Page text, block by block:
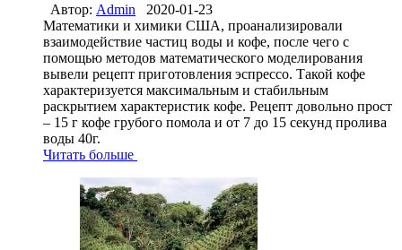
Автор: Admin
2020-01-23
Математики и химики США, проанализировали
взаимодействие частиц воды и кофе, после чего с
помощью методов математического моделирования
вывели рецепт приготовления эспрессо. Такой кофе
характеризуется максимальным и стабильным
раскрытием характеристик кофе. Рецепт довольно прост
– 15 г кофе грубого помола и от 7 до 15 секунд пролива
воды 40г.
Читать больше